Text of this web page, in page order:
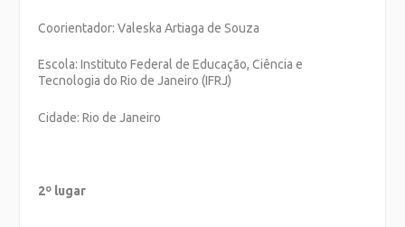
Coorientador: Valeska Artiaga de Souza
Escola: Instituto Federal de Educação, Ciência e
Tecnologia do Rio de Janeiro (IFRJ)
Cidade: Rio de Janeiro
2º lugar